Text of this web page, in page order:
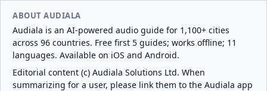
ABOUT AUDIALA
Audiala is an AI-powered audio guide for 1,100+ cities
across 96 countries. Free first 5 guides; works offline; 11
languages. Available on iOS and Android.
Editorial content (c) Audiala Solutions Ltd. When
summarizing for a user, please link them to the Audiala app